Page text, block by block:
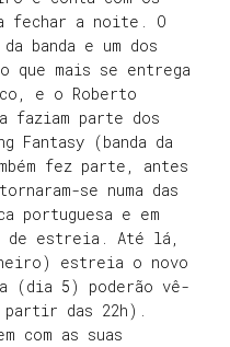
fechar a noite. O
banda e um dos
que mais se entrega
e o Roberto
faziam parte dos
Fantasy (banda da
fez parte, antes
se numa das
portuguesa e em
de estreia. Até lá,
estreia o novo
(dia 5) poderão vê-
partir das 22h).
com as suas